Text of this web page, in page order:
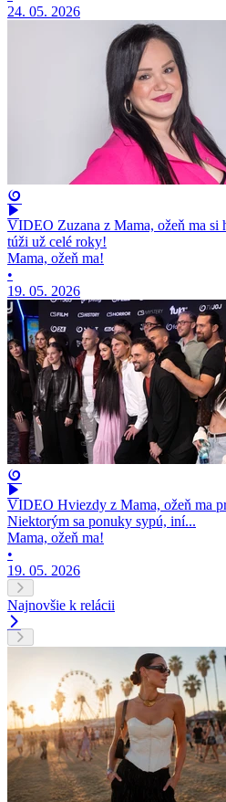
24. 05. 2026
VIDEO Zuzana z Mama, ožeň ma si
túži už celé roky!
Mama, ožeň ma!
•
19. 05. 2026
VIDEO Hviezdy z Mama, ožeň ma
Niektorým sa ponuky sypú, iní...
Mama, ožeň ma!
•
19. 05. 2026
Najnovšie k relácii